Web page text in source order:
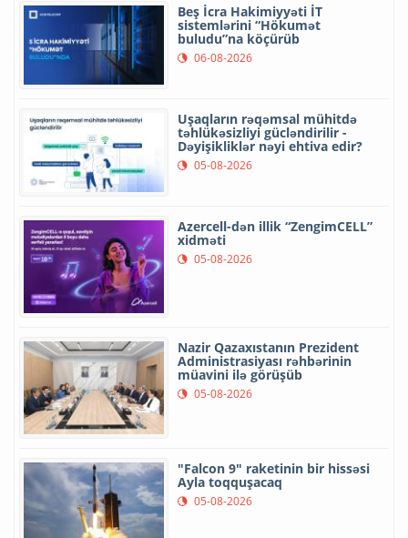
Beş İcra Hakimiyyəti İT
sistemlərini “Hökumət
buludu”na köçürüb
06-08-2026
Uşaqların rəqəmsal mühitdə
təhlükəsizliyi gücləndirilir -
Dəyişikliklər nəyi ehtiva edir?
05-08-2026
Azercell-dən illik “ZengimCELL”
xidməti
05-08-2026
Nazir Qazaxıstanın Prezident
Administrasiyası rəhbərinin
müavini ilə görüşüb
05-08-2026
"Falcon 9" raketinin bir hissəsi
Ayla toqquşacaq
05-08-2026